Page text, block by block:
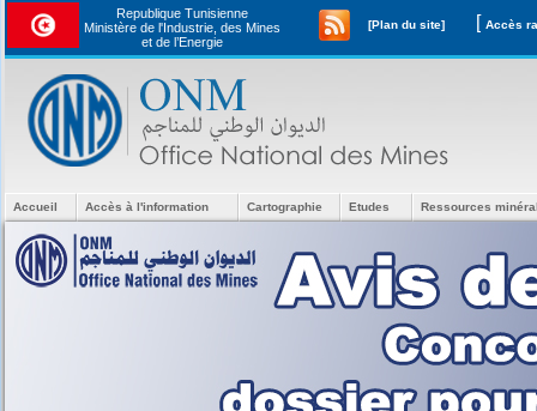
Republique Tunisienne
Ministère de l'Industrie, des Mines
et de l’Energie
[Plan du site] [
Accueil Accès à l'information Cartographie Etudes Ressources